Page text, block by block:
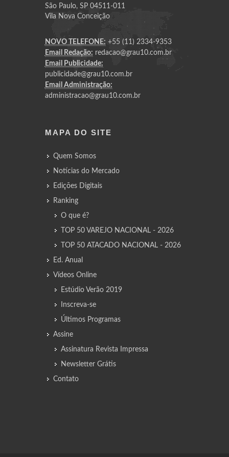
São Paulo, SP 04511-011
Vila Nova Conceição
NOVO TELEFONE: +55 (11) 2334-9353
Email Redação: redacao@grau10.com.br
Email Publicidade:
publicidade@grau10.com.br
Email Administração:
administracao@grau10.com.br
MAPA DO SITE
Quem Somos
Notícias do Mercado
Edições Digitais
Ranking
O que é?
TOP 50 VAREJO NACIONAL - 2026
TOP 50 ATACADO NACIONAL - 2026
Ed. Anual
Vídeos Online
Estúdio Verão 2019
Inscreva-se
Últimos Programas
Assine
Assinatura Revista Impressa
Newsletter Grátis
Contato